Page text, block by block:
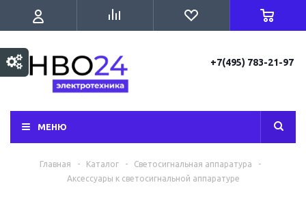
+7(495) 783-21-97
МЕНЮ
Главная - Каталог - Светосигнальная аппаратура
-
Аксессуары к светосигнальной аппаратуре